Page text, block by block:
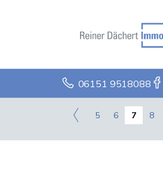
06151 9518088
5 6 7 8